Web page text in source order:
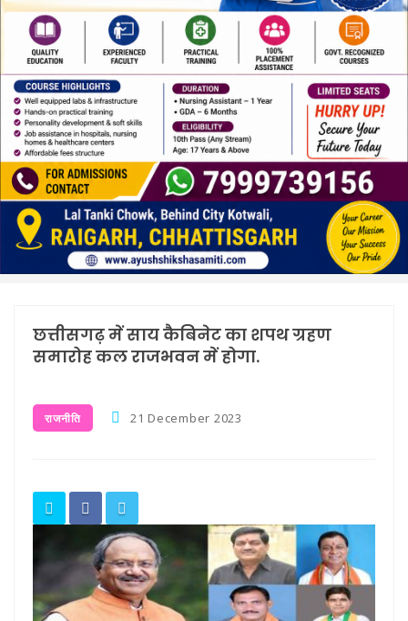
छत्तीसगढ़ में साय कैबिनेट का शपथ ग्रहण
समारोह कल राजभवन में होगा.
राजनीति 21 December 2023